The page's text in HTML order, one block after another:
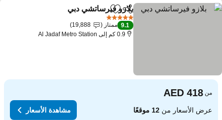
مشاركةAdd to favorites
بلازو فيرساتشي دبي
9.1 ممتاز
19,888
0.9 كم إلى Al Jadaf Metro Station
من
عرض الأسعار من12 موقعًا مشاهدة الأسعار